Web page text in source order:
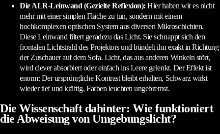
Die ALR-Leinwand (Gezielte Reflexion): Hier haben wir es nicht
mehr mit einer simplen Fläche zu tun, sondern mit einem
hochkomplexen optischen System aus diversen Mikroschichten.
Diese Leinwand filtert geradezu das Licht. Sie schnappt sich den
frontalen Lichtstrahl des Projektors und bündelt ihn exakt in Richtung
der Zuschauer auf dem Sofa. Licht, das aus anderen Winkeln stört,
wird clever absorbiert oder einfach ins Leere gelenkt. Der Effekt ist
enorm: Der ursprüngliche Kontrast bleibt erhalten, Schwarz wirkt
wieder tief und kräftig, Farben leuchten ungebremst.
Die Wissenschaft dahinter: Wie funktioniert
die Abweisung von Umgebungslicht?